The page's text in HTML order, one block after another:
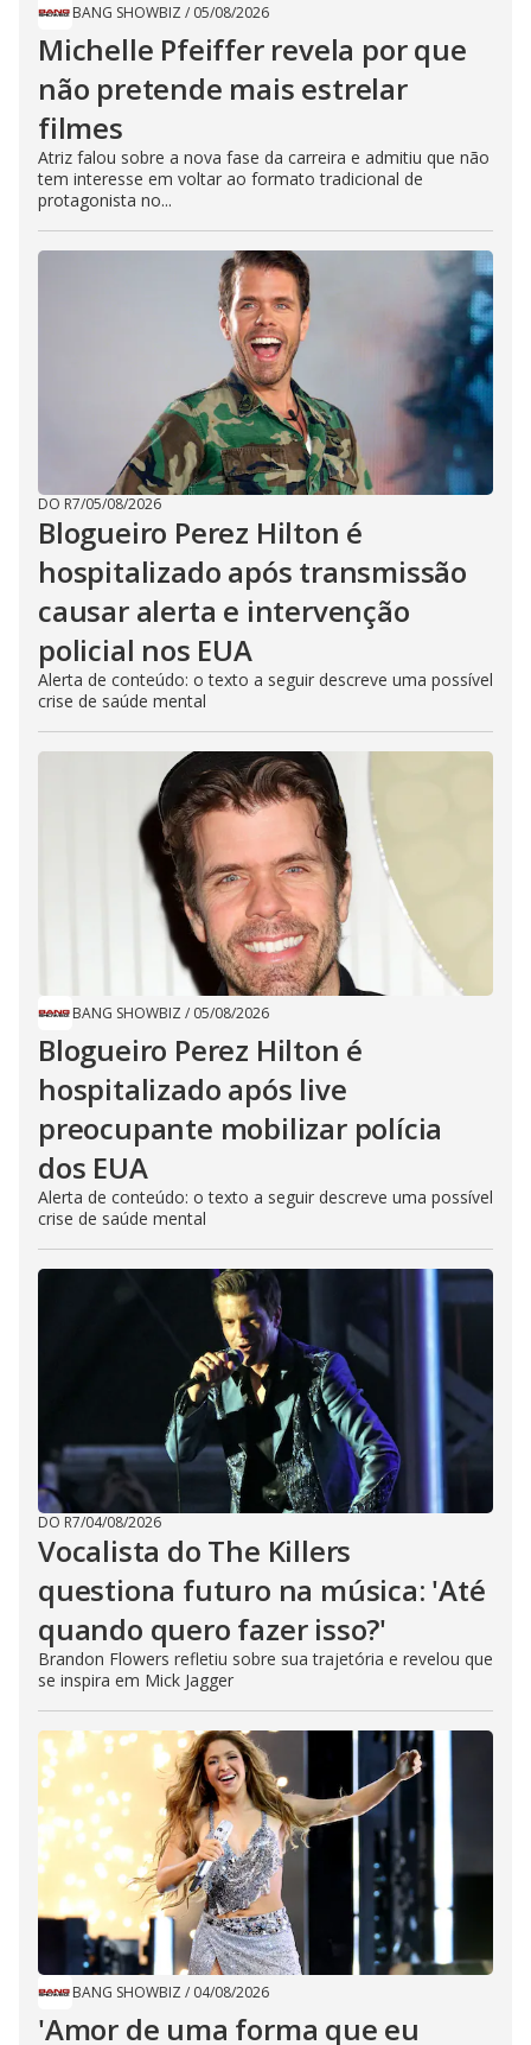
BANG SHOWBIZ / 05/08/2026
Michelle Pfeiffer revela por que
não pretende mais estrelar
filmes
Atriz falou sobre a nova fase da carreira e admitiu que não
tem interesse em voltar ao formato tradicional de
protagonista no...
DO R7/05/08/2026
Blogueiro Perez Hilton é
hospitalizado após transmissão
causar alerta e intervenção
policial nos EUA
Alerta de conteúdo: o texto a seguir descreve uma possível
crise de saúde mental
BANG SHOWBIZ / 05/08/2026
Blogueiro Perez Hilton é
hospitalizado após live
preocupante mobilizar polícia
dos EUA
Alerta de conteúdo: o texto a seguir descreve uma possível
crise de saúde mental
DO R7/04/08/2026
Vocalista do The Killers
questiona futuro na música: 'Até
quando quero fazer isso?'
Brandon Flowers refletiu sobre sua trajetória e revelou que
se inspira em Mick Jagger
BANG SHOWBIZ / 04/08/2026
'Amor de uma forma que eu